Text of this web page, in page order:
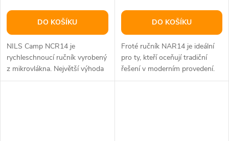
DO KOŠÍKU
NILS Camp NCR14 je
rychleschnoucí ručník vyrobený
z mikrovlákna. Největší výhoda
použitého materiálu je skryta v
DO KOŠÍKU
Froté ručník NAR14 je ideální
pro ty, kteří oceňují tradiční
řešení v moderním provedení.
Klasický tvar a velká...